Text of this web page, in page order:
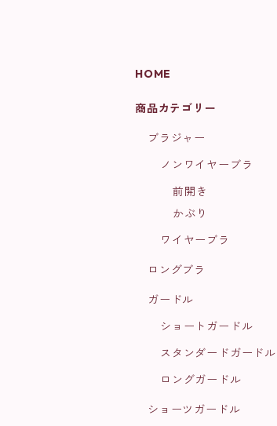
HOME
商品カテゴリー
ブラジャー
ノンワイヤーブラ
前開き
かぶり
ワイヤーブラ
ロングブラ
ガードル
ショートガードル
スタンダードガードル
ロングガードル
ショーツガードル